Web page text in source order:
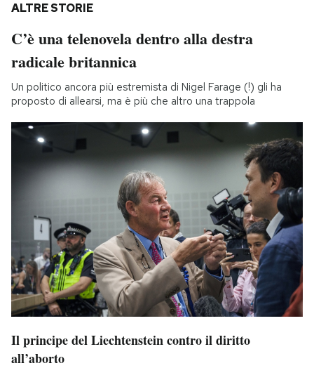
ALTRE STORIE
C’è una telenovela dentro alla destra
radicale britannica
Un politico ancora più estremista di Nigel Farage (!) gli ha
proposto di allearsi, ma è più che altro una trappola
Il principe del Liechtenstein contro il diritto
all’aborto